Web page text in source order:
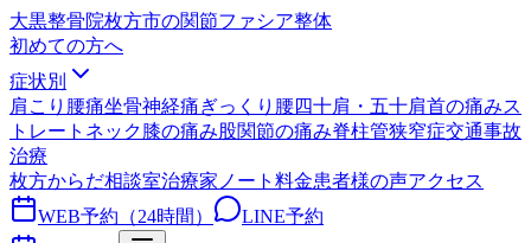
大黒整骨院枚方市の関節ファシア整体
初めての方へ
症状別
肩こり 腰痛坐骨神経痛ぎっくり腰四十肩・五十肩首の痛みス
トレートネック膝の痛み股関節の痛み脊柱管狭窄症交通事故
治療
枚方からだ相談室治療家ノート 料金患者様の声アクセス
WEB予約（24時間）
LINE予約